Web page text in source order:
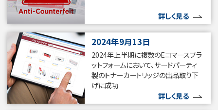
詳しく見る
2024年9月13日
2024年上半期に複数のEコマースプラ
ットフォームにおいて、サードパーティ
製のトナーカートリッジの出品取り下
げに成功
詳しく見る